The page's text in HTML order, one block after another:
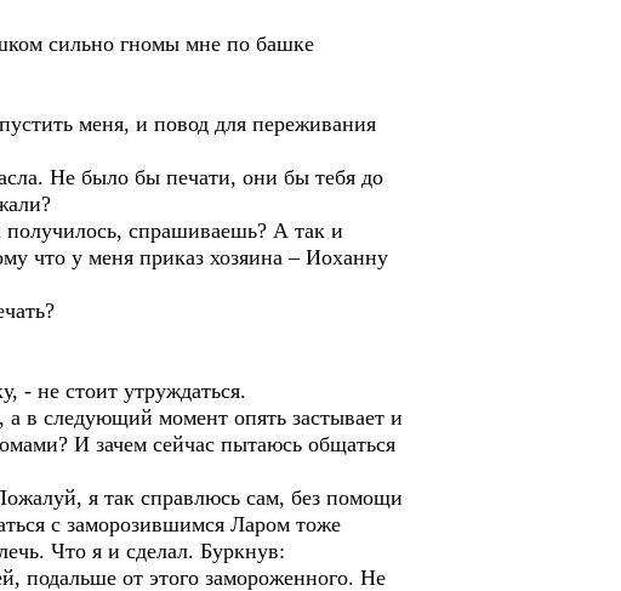
сильно гномы мне по башке
меня, и повод для переживания
Не было бы печати, они бы тебя до
спрашиваешь? А так и
что у меня приказ хозяина – Иоханну
- не стоит утруждаться.
в следующий момент опять застывает и
И зачем сейчас пытаюсь общаться
я так справлюсь сам, без помощи
с заморозившимся Ларом тоже
Что я и сделал. Буркнув:
подальше от этого замороженного. Не